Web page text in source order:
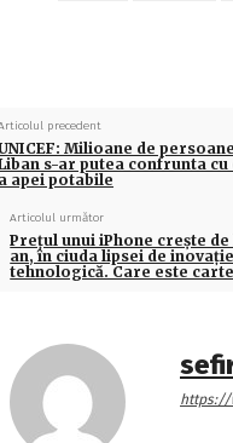
precedent
Milioane de
s-ar putea confrunta cu
apei potabile
Articolul următor
Preţul unui iPhone creşte de
an, în ciuda lipsei de inovaţie
tehnologică. Care este
https://